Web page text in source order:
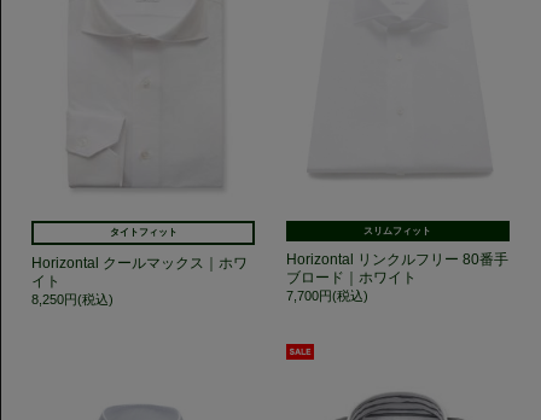
タイトフィット
Horizontal クールマックス｜ホワ
イト
8,250円(税込)
スリムフィット
Horizontal リンクルフリー 80番手
ブロード｜ホワイト
7,700円(税込)